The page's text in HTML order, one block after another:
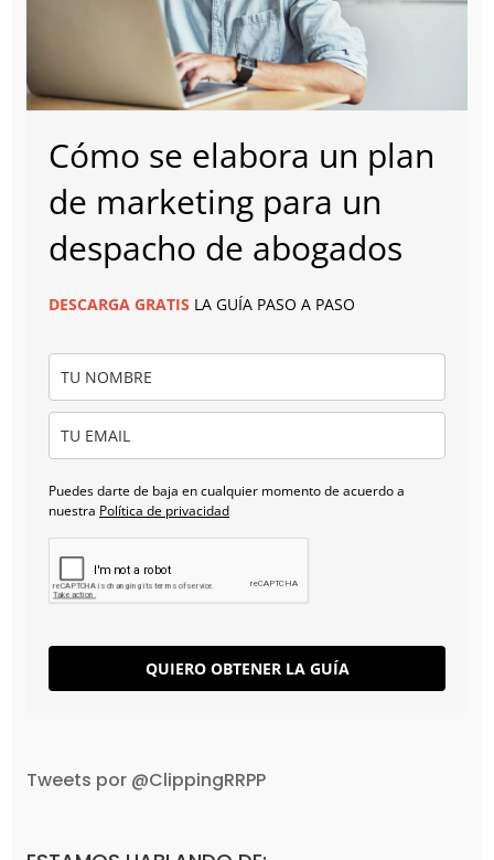
Cómo se elabora un plan
de marketing para un
despacho de abogados
DESCARGA GRATIS LA GUÍA PASO A PASO
Puedes darte de baja en cualquier momento de acuerdo a
nuestra Política de privacidad
QUIERO OBTENER LA GUÍA
Tweets por @ClippingRRPP